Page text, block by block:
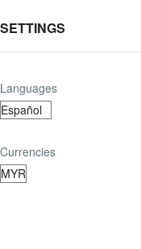
SETTINGS
Languages
Currencies